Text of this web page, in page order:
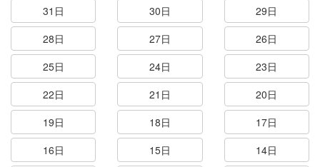
31日 30日
29日
28日
27日
26日
25日
24日
23日
22日
21日
20日
19日
18日
17日
16日
15日
14日